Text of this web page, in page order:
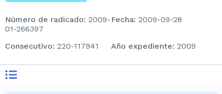
Número de radicado: 2009-
01-266397
Fecha: 2009-09-28
consecutivo: 220-117941 Año expediente: 2009